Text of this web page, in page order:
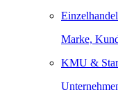
Marke,
KMU &